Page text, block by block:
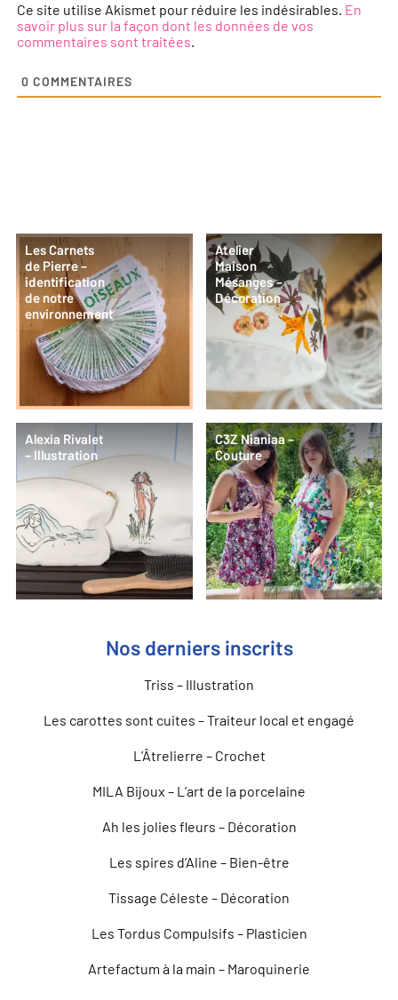
Ce site utilise Akismet pour réduire les indésirables. En
savoir plus sur la façon dont les données de vos
commentaires sont traitées.
0 COMMENTAIRES
Les Carnets
de Pierre –
identification
de notre
environnement
Atelier
Maison
Mésanges –
Décoration
Alexia Rivalet
– Illustration
C3Z Nianiaa –
Couture
Nos derniers inscrits
Triss – Illustration
Les carottes sont cuites – Traiteur local et engagé
L’Âtrelierre – Crochet
MILA Bijoux – L’art de la porcelaine
Ah les jolies fleurs – Décoration
Les spires d’Aline – Bien-être
Tissage Céleste – Décoration
Les Tordus Compulsifs – Plasticien
Artefactum à la main – Maroquinerie